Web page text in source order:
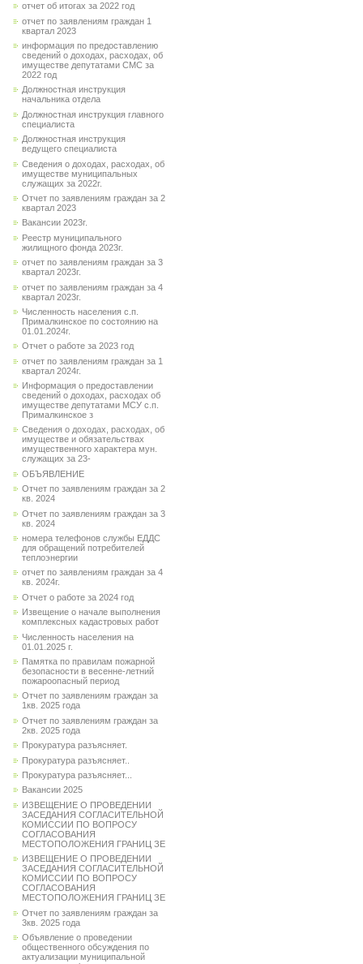
отчет об итогах за 2022 год
отчет по заявлениям граждан 1
квартал 2023
информация по предоставлению
сведений о доходах, расходах, об
имуществе депутатами СМС за
2022 год
Должностная инструкция
начальника отдела
Должностная инструкция главного
специалиста
Должностная инструкция
ведущего специалиста
Сведения о доходах, расходах, об
имуществе муниципальных
служащих за 2022г.
Отчет по заявлениям граждан за 2
квартал 2023
Вакансии 2023г.
Реестр муниципального
жилищного фонда 2023г.
отчет по заявлениям граждан за 3
квартал 2023г.
отчет по заявлениям граждан за 4
квартал 2023г.
Численность населения с.п.
Прималкинское по состоянию на
01.01.2024г.
Отчет о работе за 2023 год
отчет по заявлениям граждан за 1
квартал 2024г.
Информация о предоставлении
сведений о доходах, расходах об
имуществе депутатами МСУ с.п.
Прималкинское з
Сведения о доходах, расходах, об
имуществе и обязательствах
имущественного характера мун.
служащих за 23-
ОБЪЯВЛЕНИЕ
Отчет по заявлениям граждан за 2
кв. 2024
Отчет по заявлениям граждан за 3
кв. 2024
номера телефонов службы ЕДДС
для обращений потребителей
теплоэнергии
отчет по заявлениям граждан за 4
кв. 2024г.
Отчет о работе за 2024 год
Извещение о начале выполнения
комплексных кадастровых работ
Численность населения на
01.01.2025 г.
Памятка по правилам пожарной
безопасности в весенне-летний
пожароопасный период
Отчет по заявлениям граждан за
1кв. 2025 года
Отчет по заявлениям граждан за
2кв. 2025 года
Прокуратура разъясняет.
Прокуратура разъясняет..
Прокуратура разъясняет...
Вакансии 2025
ИЗВЕЩЕНИЕ О ПРОВЕДЕНИИ
ЗАСЕДАНИЯ СОГЛАСИТЕЛЬНОЙ
КОМИССИИ ПО ВОПРОСУ
СОГЛАСОВАНИЯ
МЕСТОПОЛОЖЕНИЯ ГРАНИЦ ЗЕ
ИЗВЕЩЕНИЕ О ПРОВЕДЕНИИ
ЗАСЕДАНИЯ СОГЛАСИТЕЛЬНОЙ
КОМИССИИ ПО ВОПРОСУ
СОГЛАСОВАНИЯ
МЕСТОПОЛОЖЕНИЯ ГРАНИЦ ЗЕ
Отчет по заявлениям граждан за
3кв. 2025 года
Объявление о проведении
общественного обсуждения по
актуализации муниципальной